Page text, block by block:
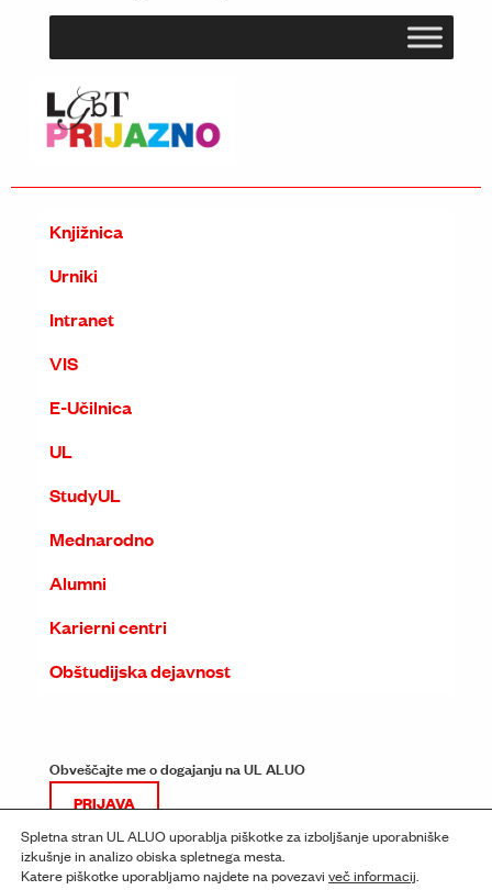
Knjižnica
Urniki
Intranet
VIS
E-Učilnica
UL
StudyUL
Mednarodno
Alumni
Karierni centri
Obštudijska dejavnost
Obveščajte me o dogajanju na UL ALUO
PRIJAVA
Spletna stran UL ALUO uporablja piškotke za izboljšanje uporabniške
izkušnje in analizo obiska spletnega mesta.
Katere piškotke uporabljamo najdete na povezavi več informacij.